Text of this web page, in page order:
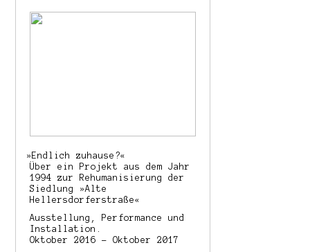
»Endlich zuhause?«
Über ein Projekt aus dem Jahr
1994 zur Rehumanisierung der
Siedlung »Alte
Hellersdorferstraße«
Ausstellung, Performance und
Installation.
Oktober 2016 – Oktober 2017